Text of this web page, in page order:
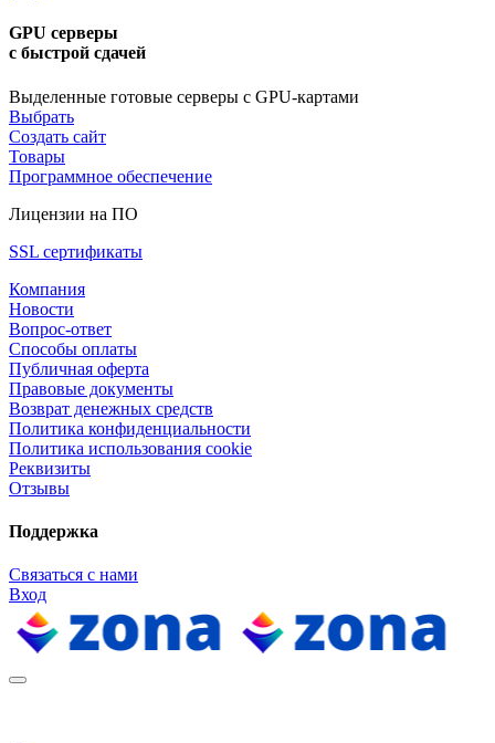
GPU серверы
с быстрой сдачей
Выделенные готовые серверы с GPU-картами
Выбрать
Создать сайт
Товары
Программное обеспечение
Лицензии на ПО
SSL сертификаты
Компания
Новости
Вопрос-ответ
Способы оплаты
Публичная оферта
Правовые документы
Возврат денежных средств
Политика конфиденциальности
Политика использования cookie
Реквизиты
Отзывы
Поддержка
Связаться с нами
Вход